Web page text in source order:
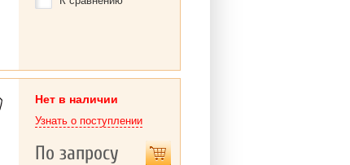
Нет в наличии
Узнать о поступлении
По запросу